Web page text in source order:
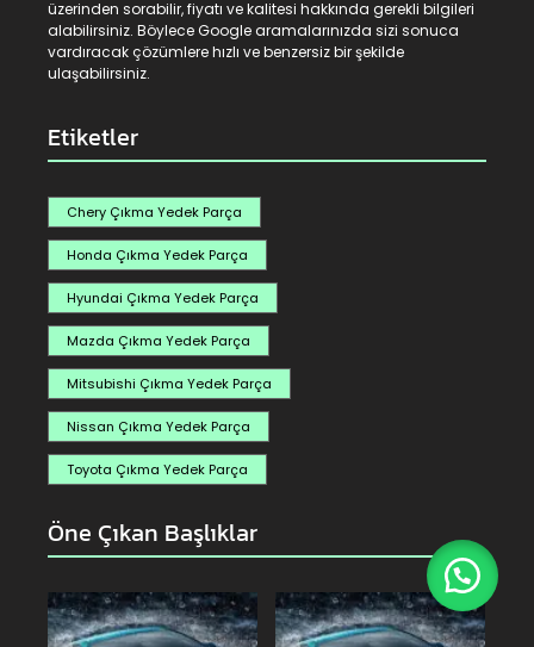
üzerinden sorabilir, fiyatı ve kalitesi hakkında gerekli bilgileri
alabilirsiniz. Böylece Google aramalarınızda sizi sonuca
vardıracak çözümlere hızlı ve benzersiz bir şekilde
ulaşabilirsiniz.
Etiketler
Chery Çıkma Yedek Parça
Honda Çıkma Yedek Parça
Hyundai Çıkma Yedek Parça
Mazda Çıkma Yedek Parça
Mitsubishi Çıkma Yedek Parça
Nissan Çıkma Yedek Parça
Toyota Çıkma Yedek Parça
Öne Çıkan Başlıklar